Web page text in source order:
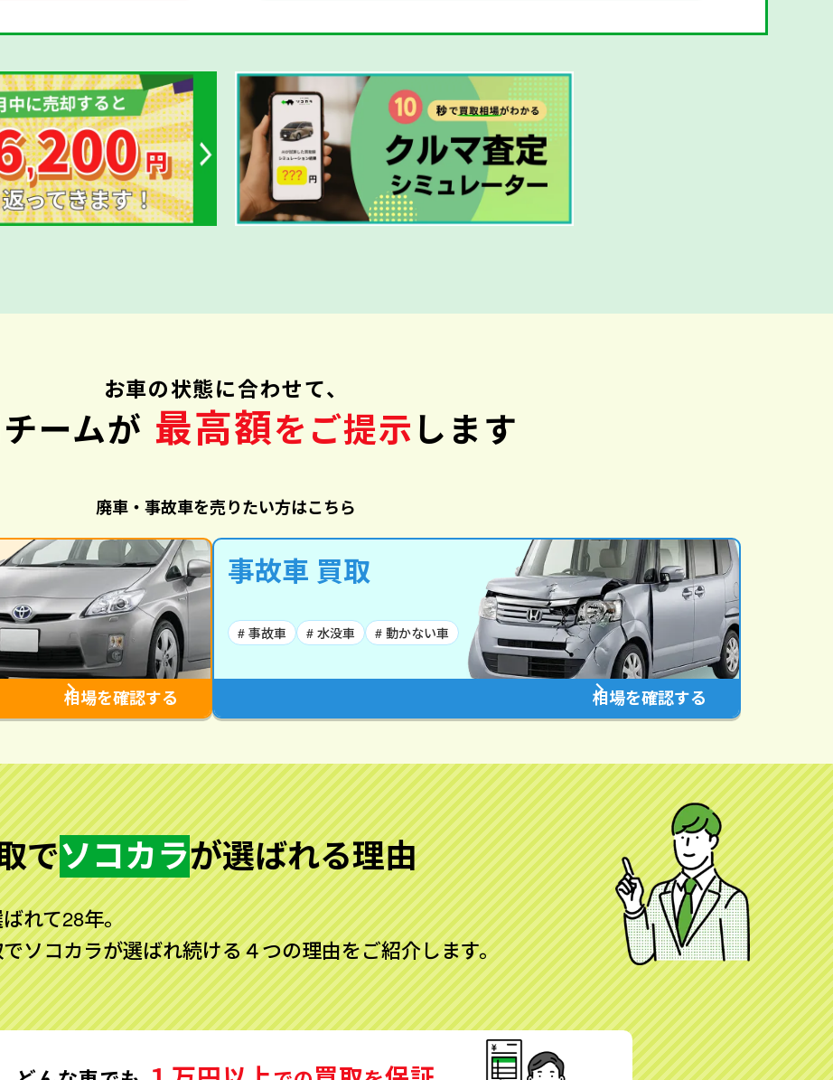
お車の状態に合わせて、
ームが 最高額をご提示します
廃車・事故車を売りたい方はこちら
相場を確認する
事故車 買取
# 事故車 # 水没車 # 動かない車
相場を確認する
でソコカラが選ばれる理由
れて28年。
ソコカラが選ばれ続ける４つの理由をご紹介します。